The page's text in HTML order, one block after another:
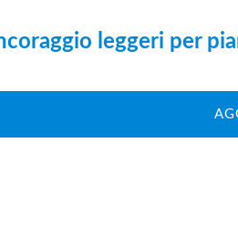
leggeri per